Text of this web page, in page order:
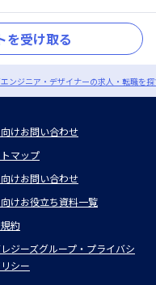
を受け取る
ンジニア・デザイナーの求人・転職を
けお問い合わせ
マップ
けお問い合わせ
けお役立ち資料一覧
約
レジーズグループ・プライバシ
シー